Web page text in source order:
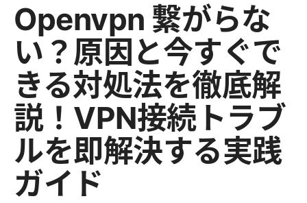
Openvpn 繋がらな
い？原因と今すぐで
きる対処法を徹底解
説！VPN接続トラブ
ルを即解決する実践
ガイド